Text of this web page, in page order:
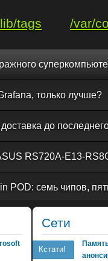
tags /var/
только лучше?
Сети
Кстати!